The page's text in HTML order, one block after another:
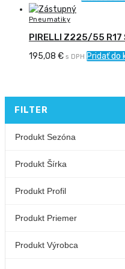
Pneumatiky
PIRELLI Z225/55 R17
195,08 € s DPH Pridať do
FILTER